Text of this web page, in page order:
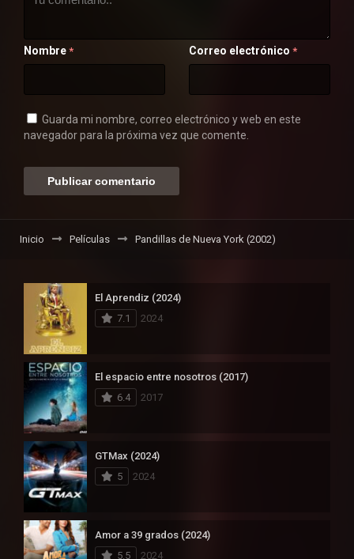
Nombre * Correo electrónico *
Guarda mi nombre, correo electrónico y web en este
navegador para la próxima vez que comente.
Inicio Películas Pandillas de Nueva York (2002)
El Aprendiz (2024)
7.1
2024
El espacio entre nosotros (2017)
6.4
2017
GTMax (2024)
5
2024
Amor a 39 grados (2024)
5.5
2024